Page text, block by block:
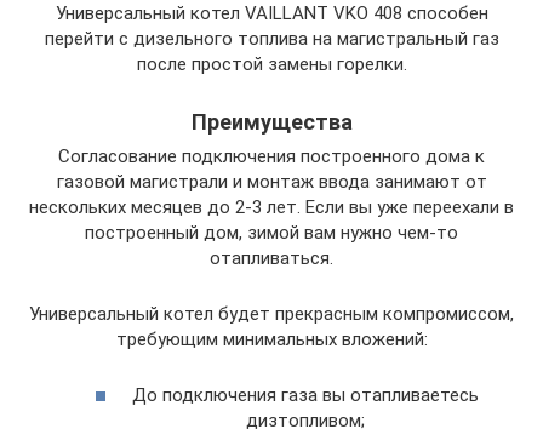
Универсальный котел VAILLANT VKO 408 способен
перейти с дизельного топлива на магистральный газ
после простой замены горелки.
Преимущества
Согласование подключения построенного дома к
газовой магистрали и монтаж ввода занимают от
нескольких месяцев до 2-3 лет. Если вы уже переехали в
построенный дом, зимой вам нужно чем-то
отапливаться.
Универсальный котел будет прекрасным компромиссом,
требующим минимальных вложений:
До подключения газа вы отапливаетесь
дизтопливом;